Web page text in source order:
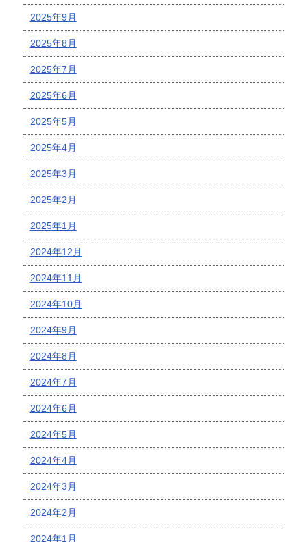
2025年9月
2025年8月
2025年7月
2025年6月
2025年5月
2025年4月
2025年3月
2025年2月
2025年1月
2024年12月
2024年11月
2024年10月
2024年9月
2024年8月
2024年7月
2024年6月
2024年5月
2024年4月
2024年3月
2024年2月
2024年1月